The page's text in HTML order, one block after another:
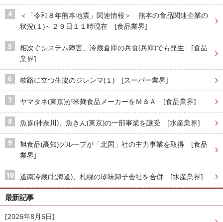
＜「令和８年熊本地震」関連情報＞ 熊本の食品関連企業の
状況(１)～２９日１１時現在 [食品業界]
相次ぐシステム障害、冷蔵倉庫の兵食(兵庫)でも発生 [食品
業界]
岐路に立つ生協のジレンマ(１) [スーパー業界]
ヤマタネ(東京)が米麹食品メーカーをＭ＆Ａ [食品業界]
魚喜(神奈川)、魚きん(東京)の一部事業を譲受 [水産業界]
旭食品(高知)グループが「北国」社の主力事業を取得 [食品
業界]
道南冷蔵(北海道)、札幌の珍味卸子会社を合併 [水産業界]
最新記事
[2026年8月6日]